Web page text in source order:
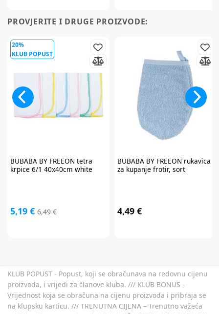
PROVJERITE I DRUGE PROIZVODE:
20%
KLUB POPUST
BUBABA BY FREEON tetra
krpice 6/1 40x40cm white
5,19 € 6,49 €
BUBABA BY FREEON rukavica
za kupanje frotir, sort
4,49 €
KLUB POPUST - Popust, koji se obračunava na redovnu cijenu
proizvoda, i vrijedi za članove kluba. /// KLUB BONUS -
Vrijednost koja se obračuna na cijenu proizvoda i pribraja se
na klupsku karticu. /// TRENUTNA CIJENA – Trenutno važeća
Želim primati newsletter
PRIJAVITE SE
*Prijavom na newsletter pristajete da vam tvrtka AKIDS HR d.o.o. može
slati razne personalizirane komercijalne poruke na vašu e-mail adresu te
da se slažete s
* Promo kod za popust zaprimit ćete e-mailom u roku od 24 sata od prijave.
Promo kod za popust vrijedi samo za prvu narudžbu proizvoda po
redovnim cijenama u internet trgovini. Promo kod za popust ne vrijedi na
proizvode Cybex Platinum, Britax Römer Lux, Frida, Stokke, Babyzen,
Baby Brezza i Scoot & Ride te kod kupnje darovnih kartica i plaćanja
usluga. Promo kod za popust nije moguće kombinirati s aktualnim
akcijama i klupskim pogodnostima. Popusti se ne zbrajaju.Promo kod za